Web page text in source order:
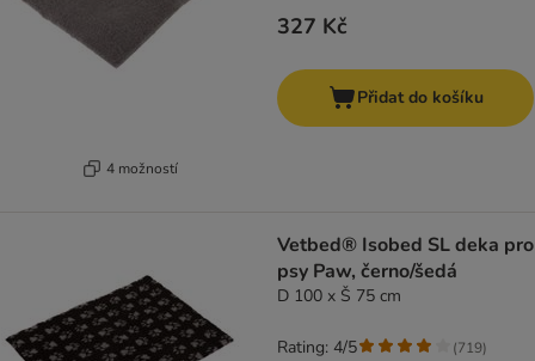
4 možností
327 Kč
Přidat do košíku
Vetbed® Isobed SL deka pro
psy Paw, černo/šedá
D 100 x Š 75 cm
Rating: 4/5 (719)